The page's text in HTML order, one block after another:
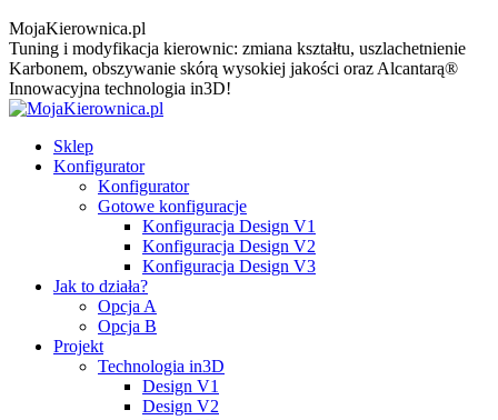
MojaKierownica.pl
Tuning i modyfikacja kierownic: zmiana kształtu, uszlachetnienie
Karbonem, obszywanie skórą wysokiej jakości oraz Alcantarą®
Innowacyjna technologia in3D!
Sklep
Konfigurator
Konfigurator
Gotowe konfiguracje
Konfiguracja Design V1
Konfiguracja Design V2
Konfiguracja Design V3
Jak to działa?
Opcja A
Opcja B
Projekt
Technologia in3D
Design V1
Design V2